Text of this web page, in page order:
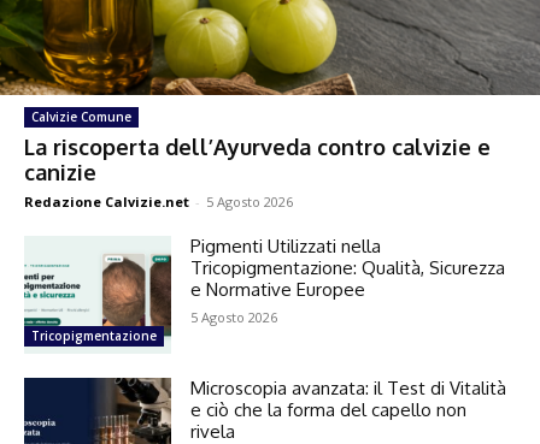
Calvizie Comune
La riscoperta dell’Ayurveda contro calvizie e
canizie
Redazione Calvizie.net - 5 Agosto 2026
Tricopigmentazione
Pigmenti Utilizzati nella
Tricopigmentazione: Qualità, Sicurezza
e Normative Europee
5 Agosto 2026
Microscopia avanzata: il Test di Vitalità
e ciò che la forma del capello non
rivela